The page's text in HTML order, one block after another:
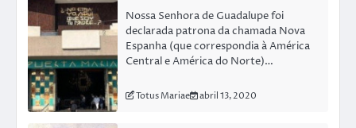
Nossa Senhora de Guadalupe foi
declarada patrona da chamada Nova
Espanha (que correspondia à América
Central e América do Norte)…
Totus Mariae abril 13, 2020